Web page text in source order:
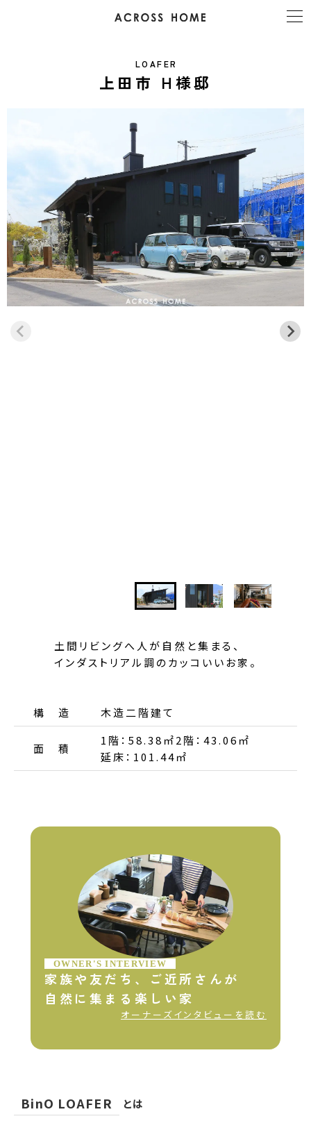
LOAFER
上田市 H様邸
土間リビングへ人が自然と集まる、
インダストリアル調のカッコいいお家。
構 造 木造二階建て
面 積
1階：58.38㎡2階：43.06㎡
延床：101.44㎡
OWNER'S INTERVIEW
家族や友だち、ご近所さんが
自然に集まる楽しい家
オーナーズインタビューを読む
BinO LOAFER とは